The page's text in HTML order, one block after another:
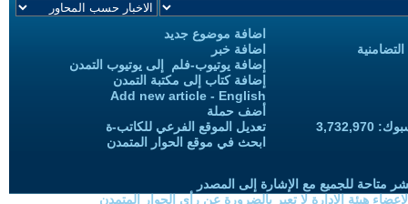
اضافة موضوع جديد
اضافة خبر
إضافة يوتيوب-فلم إلى يوتيوب التمدن
إضافة كتاب إلى مكتبة التمدن
Add new article - English
أضف حملة
تعديل الموقع الفرعي للكاتب-ة
ابحث في موقع الحوار المتمدن
متاحة للجميع مع الإشارة إلى المصدر
هيئة الادارة لا تعبر بالضرورة عن رأي الحوار المتمدن